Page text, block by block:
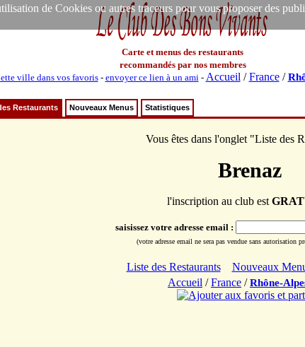
de Cookies ou autres traceurs pour vous proposer des
Carte et menus des restaurants
recommandés par nos membres
ville dans vos favoris- envoyer ce lien à un ami- Accueil /France/
Restaurants Nouveaux Menus Statistiques
Vous êtes dans l'onglet "Liste des
Brenaz
l'inscription au club est
saisissez votre adresse email :
(votre adresse email ne sera pas vendue sans autorisation
Liste des Restaurants Nouveaux
Accueil /France /Rhône-